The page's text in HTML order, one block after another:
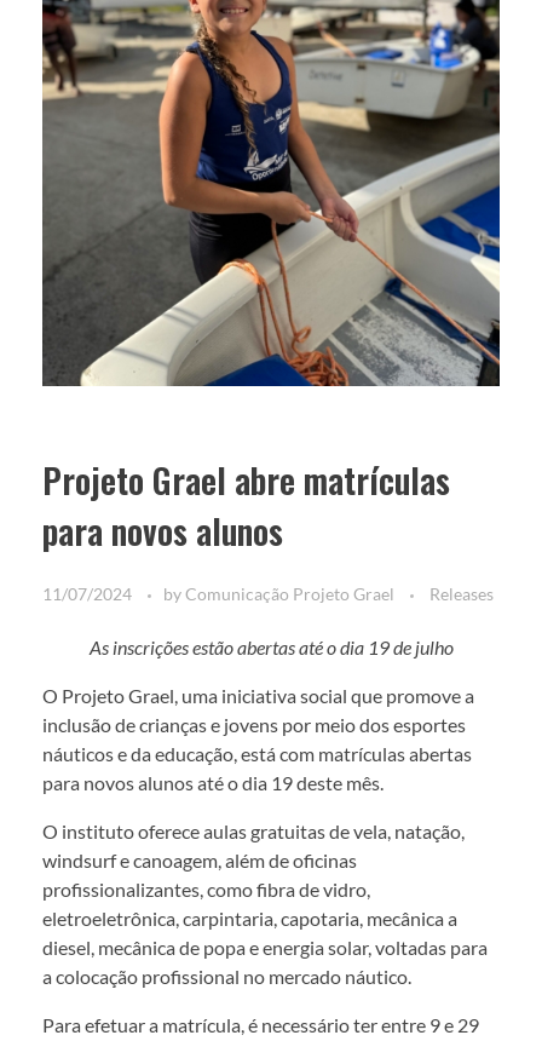
Projeto Grael abre matrículas
para novos alunos
11/07/2024 byComunicação Projeto Grael Releases
As inscrições estão abertas até o dia 19 de julho
O Projeto Grael, uma iniciativa social que promove a
inclusão de crianças e jovens por meio dos esportes
náuticos e da educação, está com matrículas abertas
para novos alunos até o dia 19 deste mês.
O instituto oferece aulas gratuitas de vela, natação,
windsurf e canoagem, além de oficinas
profissionalizantes, como fibra de vidro,
eletroeletrônica, carpintaria, capotaria, mecânica a
diesel, mecânica de popa e energia solar, voltadas para
a colocação profissional no mercado náutico.
Para efetuar a matrícula, é necessário ter entre 9 e 29